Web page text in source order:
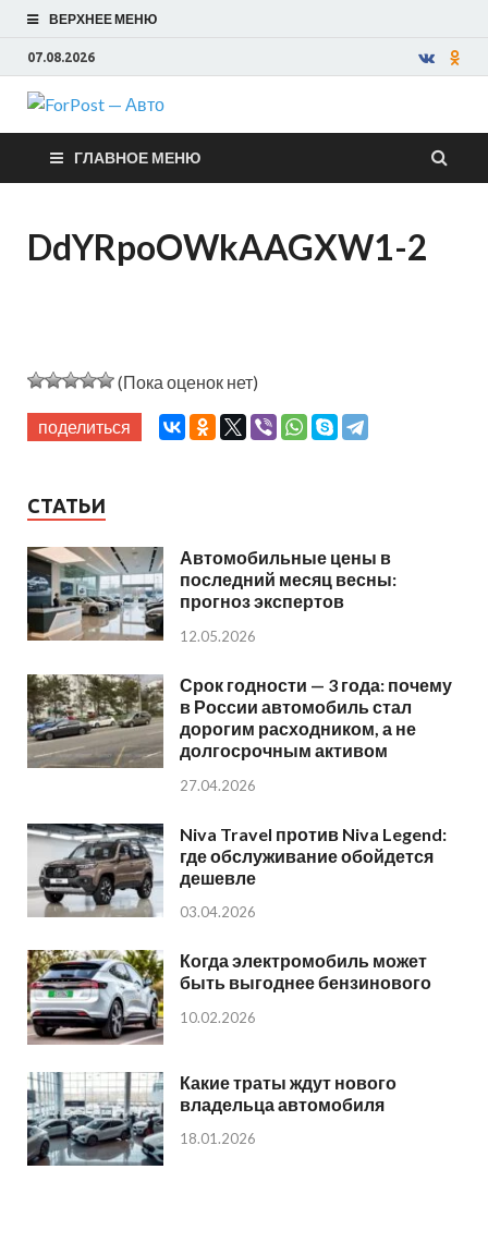
ВЕРХНЕЕ МЕНЮ
07.08.2026
ForPost —
Авто
ГЛАВНОЕ МЕНЮ
DdYRpoOWkAAGXW1-2
(Пока оценок нет)
поделиться
СТАТЬИ
Автомобильные цены в
последний месяц весны:
прогноз экспертов
12.05.2026
Срок годности — 3 года: почему
в России автомобиль стал
дорогим расходником, а не
долгосрочным активом
27.04.2026
Niva Travel против Niva Legend:
где обслуживание обойдется
дешевле
03.04.2026
Когда электромобиль может
быть выгоднее бензинового
10.02.2026
Какие траты ждут нового
владельца автомобиля
18.01.2026